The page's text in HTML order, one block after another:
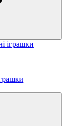
іграшки